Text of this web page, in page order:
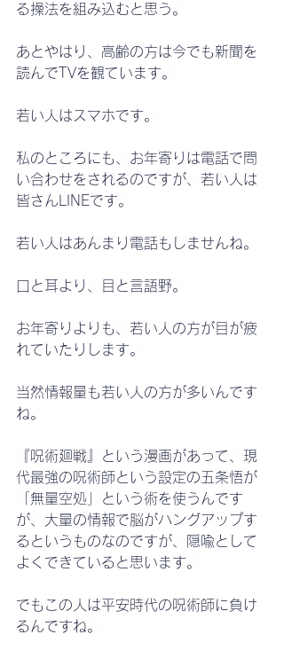
る操法を組み込むと思う。
あとやはり、高齢の方は今でも新聞を
読んでTVを観ています。
若い人はスマホです。
私のところにも、お年寄りは電話で問
い合わせをされるのですが、若い人は
皆さんLINEです。
若い人はあんまり電話もしませんね。
口と耳より、目と言語野。
お年寄りよりも、若い人の方が目が疲
れていたりします。
当然情報量も若い人の方が多いんです
ね。
『呪術廻戦』という漫画があって、現
代最強の呪術師という設定の五条悟が
「無量空処」という術を使うんです
が、大量の情報で脳がハングアップす
るというものなのですが、隠喩として
よくできていると思います。
でもこの人は平安時代の呪術師に負け
るんですね。